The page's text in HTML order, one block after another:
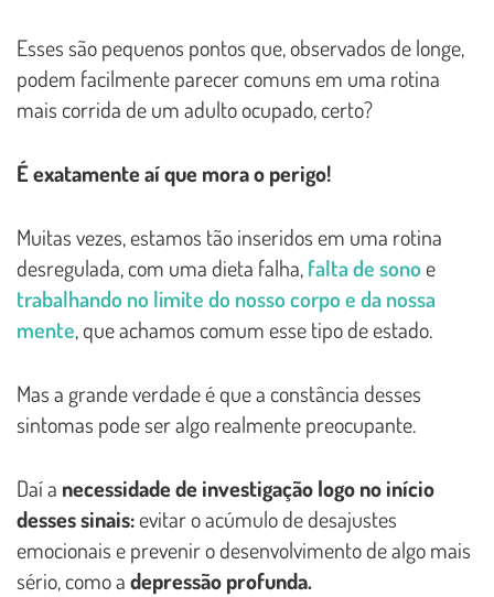
Esses são pequenos pontos que, observados de longe,
podem facilmente parecer comuns em uma rotina
mais corrida de um adulto ocupado, certo?
É exatamente aí que mora o perigo!
Muitas vezes, estamos tão inseridos em uma rotina
desregulada, com uma dieta falha,falta de sono e
trabalhando no limite do nosso corpo e da nossa
mente, que achamos comum esse tipo de estado.
Mas a grande verdade é que a constância desses
sintomas pode ser algo realmente preocupante.
Daí a necessidade de investigação logo no início
desses sinais:evitar o acúmulo de desajustes
emocionais e prevenir o desenvolvimento de algo mais
sério, como adepressão profunda.